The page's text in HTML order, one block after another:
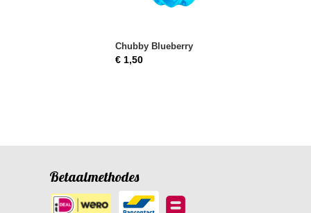
Chubby Blueberry
€ 1,50
Betaalmethodes